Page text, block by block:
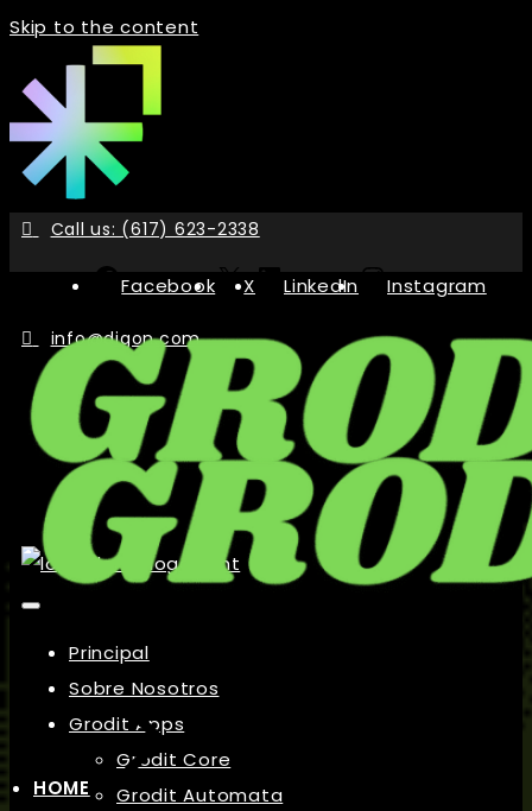
Skip to the content
Call us: (617) 623-2338
Facebook X LinkedIn Instagram
info@digon.com
Principal
Sobre Nosotros
Grodit Apps
Grodit Core
Grodit Automata
HOME